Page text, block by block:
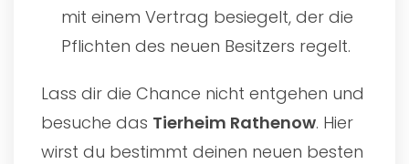
mit einem Vertrag besiegelt, der die
Pflichten des neuen Besitzers regelt.
Lass dir die Chance nicht entgehen und
besuche das Tierheim Rathenow. Hier
wirst du bestimmt deinen neuen besten